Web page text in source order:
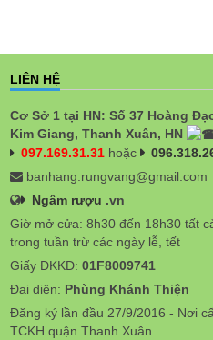
LIÊN HỆ
Cơ Sở 1 tại HN: Số 37 Hoàng
Kim Giang, Thanh Xuân, HN
097.169.31.31 hoặc
banhang.rungvang@gmail.com
Ngâm rượu .vn
Giờ mở cửa: 8h30 đến 18h30 tất
trong tuần trừ các ngày lễ, tết
Giấy ĐKKD: 01F8009741
Đại diện: Phùng Khánh Thiện
Đăng ký lần đầu 27/9/2016 - Nơi
TCKH quận Thanh Xuân